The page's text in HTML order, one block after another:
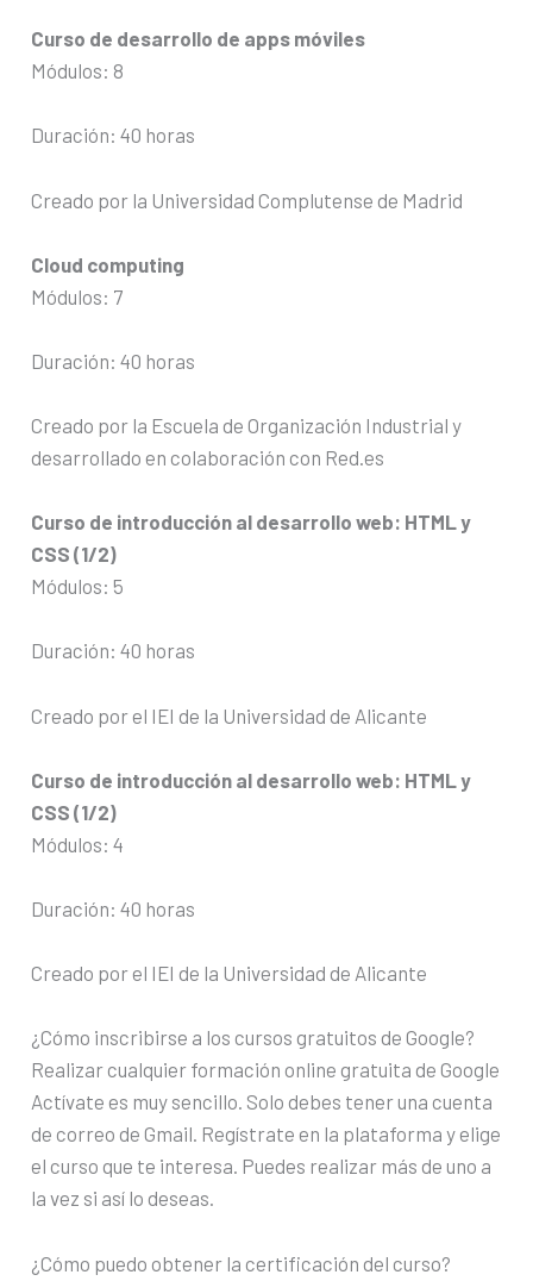
Curso de desarrollo de apps móviles
Módulos: 8
Duración: 40 horas
Creado por la Universidad Complutense de Madrid
Cloud computing
Módulos: 7
Duración: 40 horas
Creado por la Escuela de Organización Industrial y
desarrollado en colaboración con Red.es
Curso de introducción al desarrollo web: HTML y
CSS (1/2)
Módulos: 5
Duración: 40 horas
Creado por el IEI de la Universidad de Alicante
Curso de introducción al desarrollo web: HTML y
CSS (1/2)
Módulos: 4
Duración: 40 horas
Creado por el IEI de la Universidad de Alicante
¿Cómo inscribirse a los cursos gratuitos de Google?
Realizar cualquier formación online gratuita de Google
Actívate es muy sencillo. Solo debes tener una cuenta
de correo de Gmail. Regístrate en la plataforma y elige
el curso que te interesa. Puedes realizar más de uno a
la vez si así lo deseas.
¿Cómo puedo obtener la certificación del curso?